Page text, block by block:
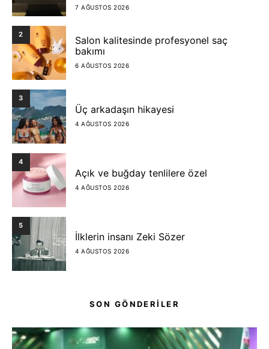
7 AĞUSTOS 2026
2
Salon kalitesinde profesyonel saç
bakımı
6 AĞUSTOS 2026
3
Üç arkadaşın hikayesi
4 AĞUSTOS 2026
4
Açık ve buğday tenlilere özel
4 AĞUSTOS 2026
5
İlklerin insanı Zeki Sözer
4 AĞUSTOS 2026
SON GÖNDERİLER